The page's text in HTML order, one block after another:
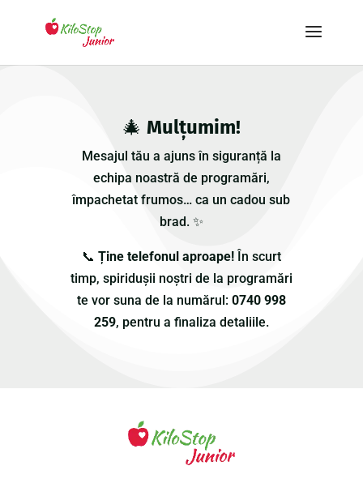
🎄 Mulțumim!
Mesajul tău a ajuns în siguranță la
echipa noastră de programări,
împachetat frumos… ca un cadou sub
brad. ✨
📞 Ține telefonul aproape! În scurt
timp, spiridușii noștri de la programări
te vor suna de la numărul: 0740 998
259, pentru a finaliza detaliile.